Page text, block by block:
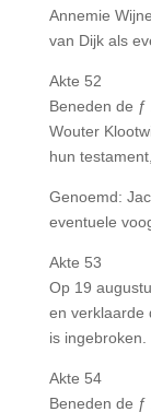
Annemie
van Dijk als
Akte 52
Beneden de ƒ
Wouter
hun
Genoemd:
eventuele
Akte 53
Op 19
en verklaarde
is ingebroken.
Akte 54
Beneden de ƒ